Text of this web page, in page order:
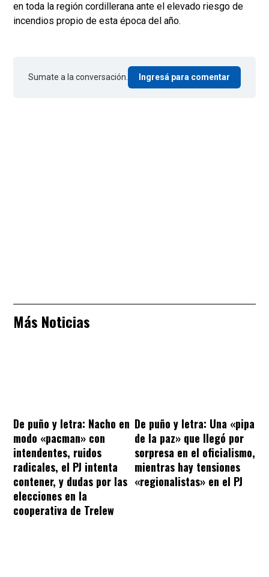
en toda la región cordillerana ante el elevado riesgo de
incendios propio de esta época del año.
Sumate a la conversación. Ingresá para comentar
Más Noticias
De puño y letra: Nacho en
modo «pacman» con
intendentes, ruidos
radicales, el PJ intenta
contener, y dudas por las
elecciones en la
cooperativa de Trelew
De puño y letra: Una «pipa
de la paz» que llegó por
sorpresa en el oficialismo,
mientras hay tensiones
«regionalistas» en el PJ